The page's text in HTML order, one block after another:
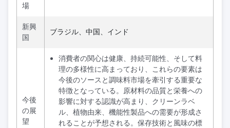
場
新興
国
ブラジル、中国、インド
今後
の展
望
消費者の関心は健康、持続可能性、そして料
理の多様性に高まっており、これらの要素は
今後のソースと調味料市場を牽引する重要な
特徴となっている。原材料の品質と栄養への
影響に対する認識が高まり、クリーンラベ
ル、植物由来、機能性製品への需要が形成さ
れることが予想される。保存技術と風味の標